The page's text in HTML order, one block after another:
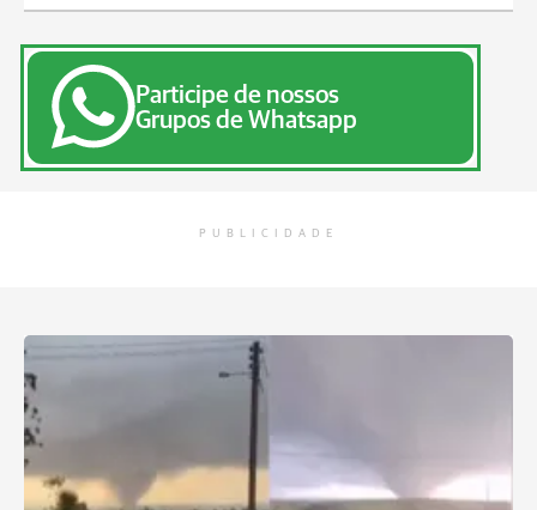
Participe de nossos
Grupos de Whatsapp
PUBLICIDADE